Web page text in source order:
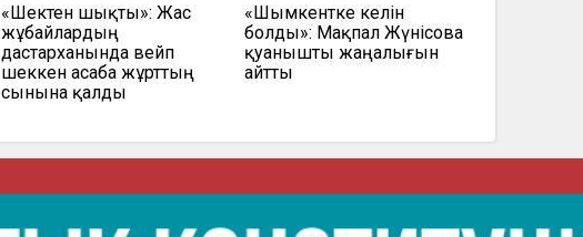
«Шектен шықты»: Жас
жұбайлардың
дастарханында вейп
шеккен асаба жұрттың
сынына қалды
«Шымкентке келін
болды»: Мақпал Жүнісова
қуанышты жаңалығын
айтты